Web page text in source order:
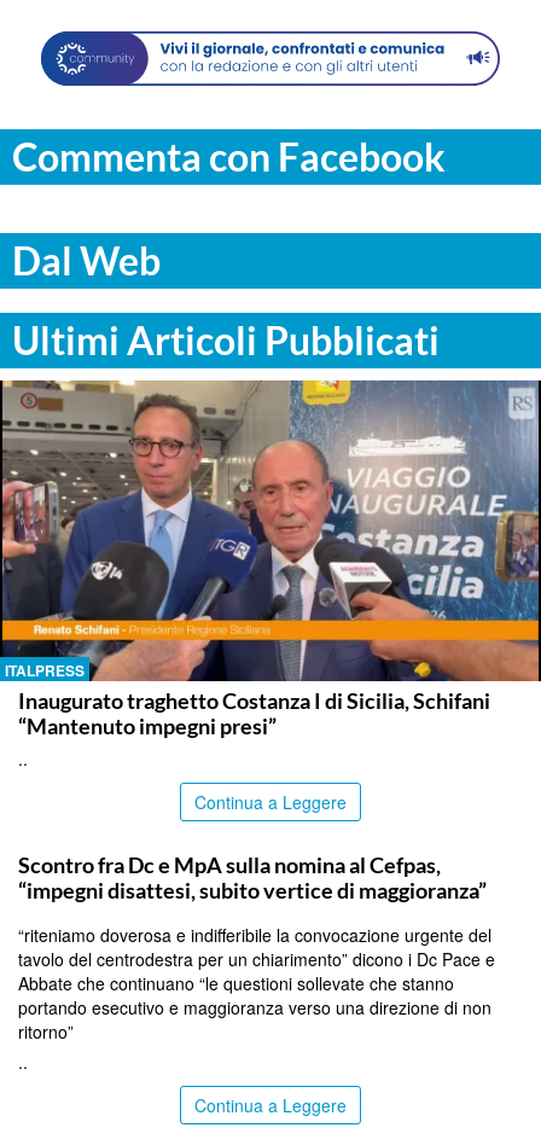
Commenta con Facebook
Dal Web
Ultimi Articoli Pubblicati
ITALPRESS
Inaugurato traghetto Costanza I di Sicilia, Schifani
“Mantenuto impegni presi”
..
Continua a Leggere
Scontro fra Dc e MpA sulla nomina al Cefpas,
“impegni disattesi, subito vertice di maggioranza”
“riteniamo doverosa e indifferibile la convocazione urgente del
tavolo del centrodestra per un chiarimento” dicono i Dc Pace e
Abbate che continuano “le questioni sollevate che stanno
portando esecutivo e maggioranza verso una direzione di non
ritorno”
..
Continua a Leggere